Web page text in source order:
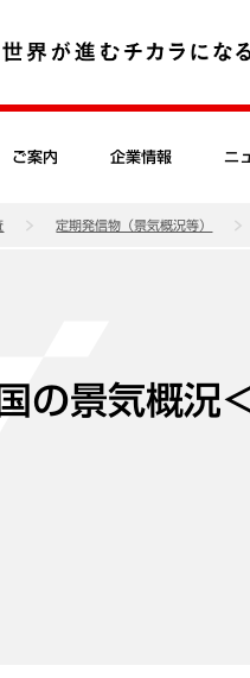
ご案内 企業情報 ニ
定期発信物（景気概況等）
の景気概況